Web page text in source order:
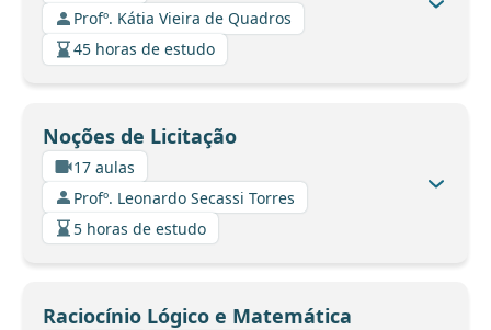
Profº. Kátia Vieira de Quadros
45 horas de estudo
Noções de Licitação
17 aulas
Profº. Leonardo Secassi Torres
5 horas de estudo
Raciocínio Lógico e Matemática